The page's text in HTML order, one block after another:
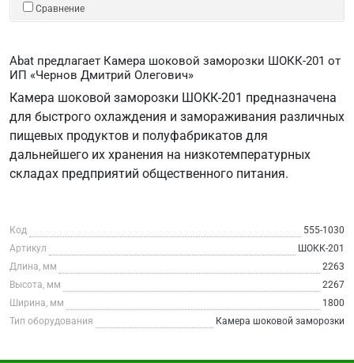
Сравнение
Abat предлагает Камера шоковой заморозки ШОКК-201 от
ИП «Чернов Дмитрий Олегович»
Камера шоковой заморозки ШОКК-201 предназначена
для быстрого охлаждения и замораживания различных
пищевых продуктов и полуфабрикатов для
дальнейшего их хранения на низкотемпературных
складах предприятий общественного питания.
Код
555-1030
Артикул
ШОКК-201
Длина, мм
2263
Высота, мм
2267
Ширина, мм
1800
Тип оборудования
Камера шоковой заморозки